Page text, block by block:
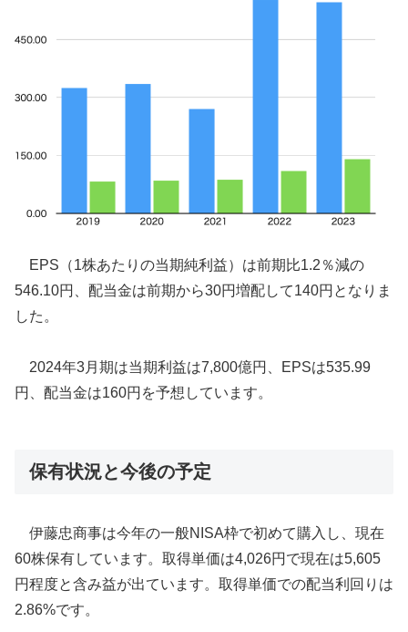
EPS（1株あたりの当期純利益）は前期比1.2％減の
546.10円、配当金は前期から30円増配して140円となりま
した。
2024年3月期は当期利益は7,800億円、EPSは535.99
円、配当金は160円を予想しています。
保有状況と今後の予定
伊藤忠商事は今年の一般NISA枠で初めて購入し、現在
60株保有しています。取得単価は4,026円で現在は5,605
円程度と含み益が出ています。取得単価での配当利回りは
2.86%です。